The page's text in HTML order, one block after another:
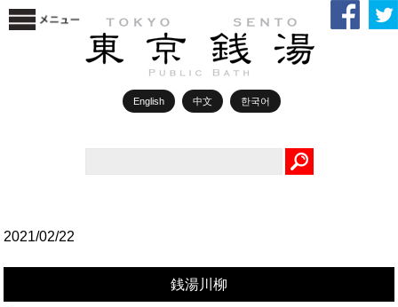
English 中文 한국어
2021/02/22
銭湯川柳